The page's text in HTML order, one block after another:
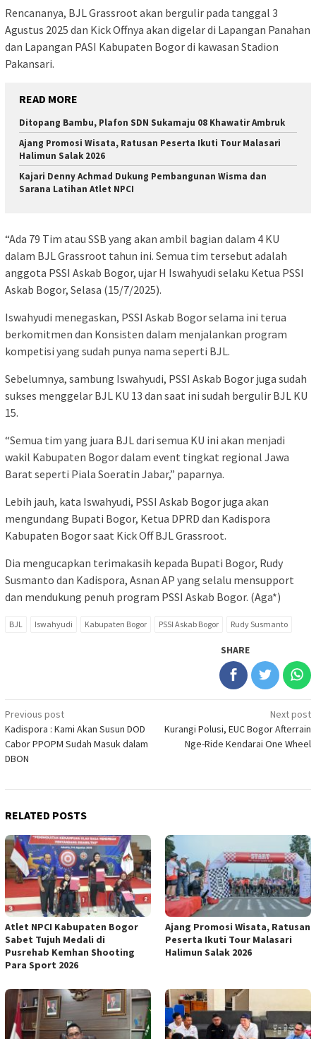
Rencananya, BJL Grassroot akan bergulir pada tanggal 3
Agustus 2025 dan Kick Offnya akan digelar di Lapangan Panahan
dan Lapangan PASI Kabupaten Bogor di kawasan Stadion
Pakansari.
READ MORE
Ditopang Bambu, Plafon SDN Sukamaju 08 Khawatir Ambruk
Ajang Promosi Wisata, Ratusan Peserta Ikuti Tour Malasari
Halimun Salak 2026
Kajari Denny Achmad Dukung Pembangunan Wisma dan
Sarana Latihan Atlet NPCI
“Ada 79 Tim atau SSB yang akan ambil bagian dalam 4 KU
dalam BJL Grassroot tahun ini. Semua tim tersebut adalah
anggota PSSI Askab Bogor, ujar H Iswahyudi selaku Ketua PSSI
Askab Bogor, Selasa (15/7/2025).
Iswahyudi menegaskan, PSSI Askab Bogor selama ini terua
berkomitmen dan Konsisten dalam menjalankan program
kompetisi yang sudah punya nama seperti BJL.
Sebelumnya, sambung Iswahyudi, PSSI Askab Bogor juga sudah
sukses menggelar BJL KU 13 dan saat ini sudah bergulir BJL KU
15.
“Semua tim yang juara BJL dari semua KU ini akan menjadi
wakil Kabupaten Bogor dalam event tingkat regional Jawa
Barat seperti Piala Soeratin Jabar,” paparnya.
Lebih jauh, kata Iswahyudi, PSSI Askab Bogor juga akan
mengundang Bupati Bogor, Ketua DPRD dan Kadispora
Kabupaten Bogor saat Kick Off BJL Grassroot.
Dia mengucapkan terimakasih kepada Bupati Bogor, Rudy
Susmanto dan Kadispora, Asnan AP yang selalu mensupport
dan mendukung penuh program PSSI Askab Bogor. (Aga*)
BJL Iswahyudi Kabupaten Bogor PSSI Askab Bogor Rudy Susmanto
SHARE
Post
navigation
Previous post
Kadispora : Kami Akan Susun DOD
Cabor PPOPM Sudah Masuk dalam
DBON
Next post
Kurangi Polusi, EUC Bogor Afterrain
Nge-Ride Kendarai One Wheel
RELATED POSTS
Atlet NPCI Kabupaten Bogor
Sabet Tujuh Medali di
Pusrehab Kemhan Shooting
Para Sport 2026
Ajang Promosi Wisata, Ratusan
Peserta Ikuti Tour Malasari
Halimun Salak 2026